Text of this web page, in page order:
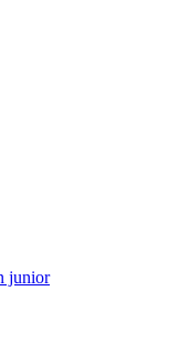
junior